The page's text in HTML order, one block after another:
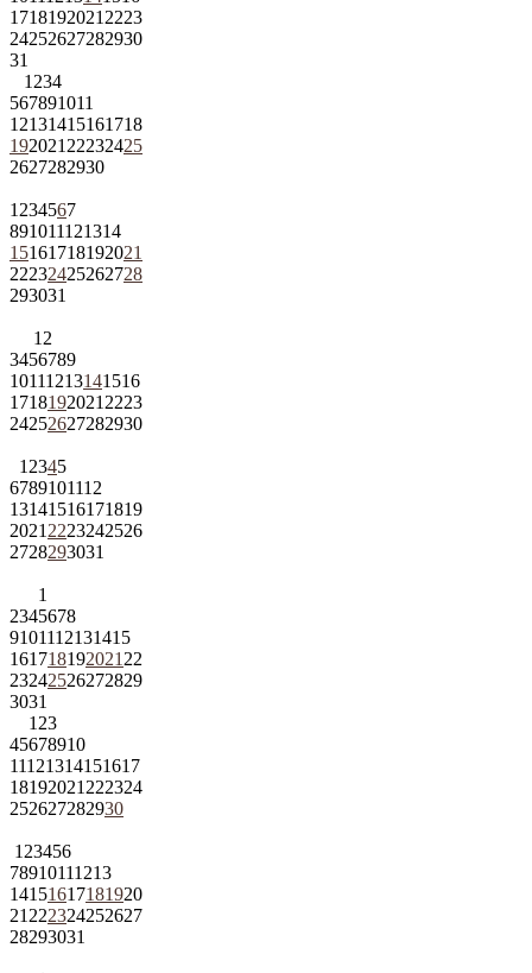
1718192021 2223
24252627282930
31
1 234
567891011
12131415161718
192021 22232425
2627282930
1 234567
891011121314
15161718192021
22232425262728
293031
1 2
3456789
10111213141516
1718192021 2223
24252627282930
1 2345
6789101112
13141516171819
2021 2223242526
2728293031
1
2345678
9101112131415
161718192021 22
23242526272829
3031
1 23
45678910
11121314151617
18192021 222324
252627282930
1 23456
78910111213
14151617181920
21 222324252627
28293031